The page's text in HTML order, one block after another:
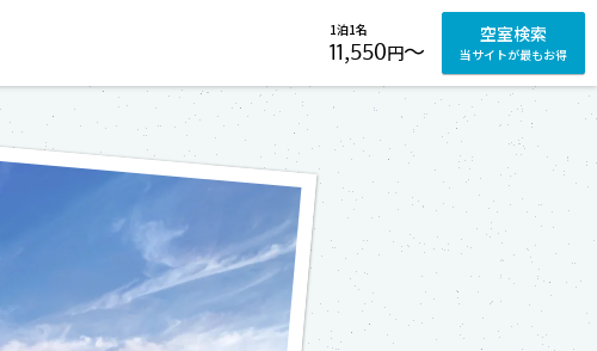
1泊1名
11,550円〜
空室検索
当サイトが最もお得